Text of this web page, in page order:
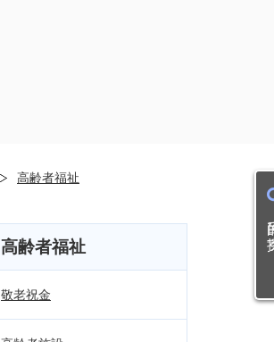
目
高齢者福祉
高齢者福祉
敬老祝金